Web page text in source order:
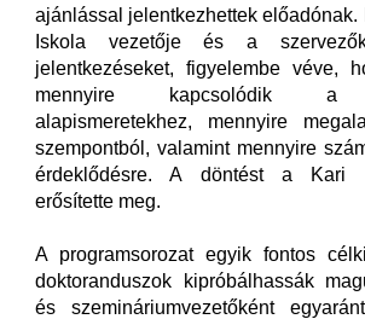
ajánlással jelentkezhettek előadónak.
Iskola vezetője és a
jelentkezéseket, figyelembe véve,
mennyire kapcsolódik a
alapismeretekhez, mennyire
szempontból, valamint mennyire
érdeklődésre. A döntést a Kari
erősítette meg.
A programsorozat egyik fontos
doktoranduszok kipróbálhassák
és szemináriumvezetőként